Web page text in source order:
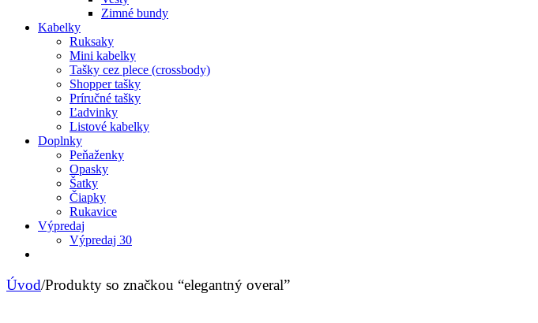
Zimné bundy
Kabelky
Ruksaky
Mini kabelky
Tašky cez plece (crossbody)
Shopper tašky
Príručné tašky
Ľadvinky
Listové kabelky
Doplnky
Peňaženky
Opasky
Šatky
Čiapky
Rukavice
Výpredaj
Výpredaj 30
Úvod/Produkty so značkou “elegantný overal”